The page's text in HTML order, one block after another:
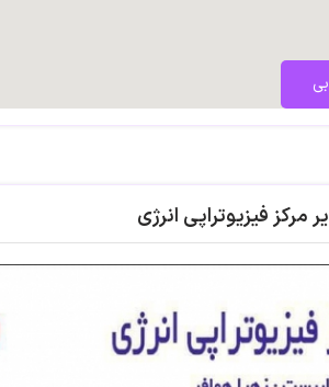
مرکز فیزیوتراپی انرژی